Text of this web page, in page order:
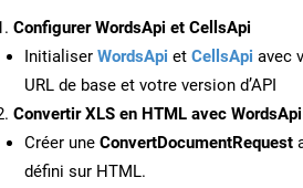
Configurer WordsApi et CellsApi
Initialiser WordsApi et CellsApi avec
URL de base et votre version d’API
Convertir XLS en HTML avec WordsApi
Créer une ConvertDocumentRequest
défini sur HTML.